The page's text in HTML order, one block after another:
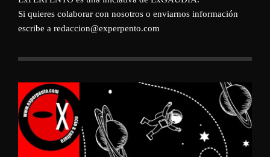
Si quieres colaborar con nosotros o enviarnos información
escribe a redaccion@experpento.com